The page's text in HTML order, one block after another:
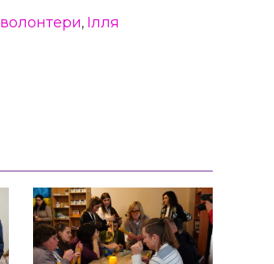
волонтери, Ілля